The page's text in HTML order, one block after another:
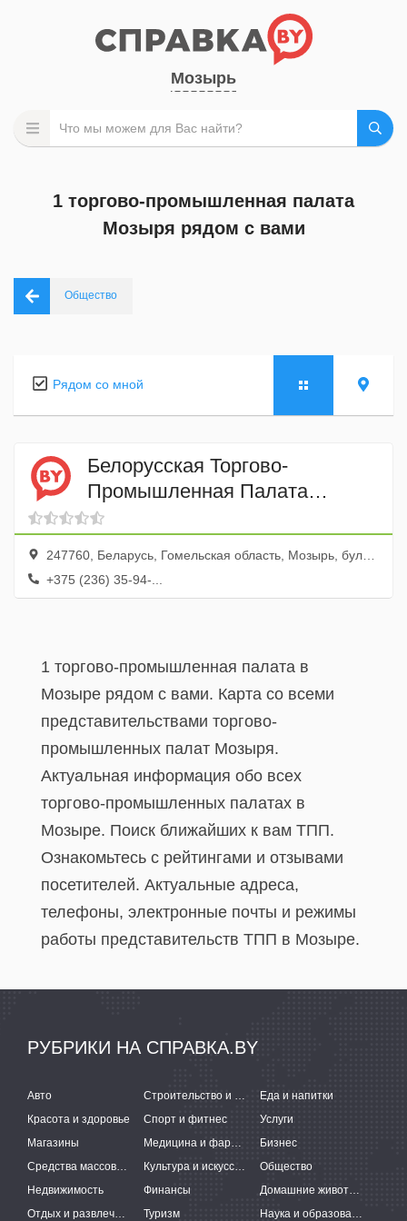
Мозырь
1 торгово-промышленная палата
Мозыря рядом с вами
Общество
Рядом со мной
Белорусская Торгово-
Промышленная Палата
Гомельское отделение УП
Мозырский филиал
247760, Беларусь, Гомельская область, Мозырь, бульвар Дружбы, 10
+375 (236) 35-94-...
1 торгово-промышленная палата в
Мозыре рядом с вами. Карта со всеми
представительствами торгово-
промышленных палат Мозыря.
Актуальная информация обо всех
торгово-промышленных палатах в
Мозыре. Поиск ближайших к вам ТПП.
Ознакомьтесь с рейтингами и отзывами
посетителей. Актуальные адреса,
телефоны, электронные почты и режимы
работы представительств ТПП в Мозыре.
РУБРИКИ НА СПРАВКА.BY
Авто Строительство и ремонт
Еда и напитки
Красота и здоровье
Спорт и фитнес
Услуги
Магазины
Медицина и фармацевтика
Бизнес
Средства массовой информации
Культура и искусство
Общество
Недвижимость
Финансы
Домашние животные
Отдых и развлечения
Туризм Наука и образование